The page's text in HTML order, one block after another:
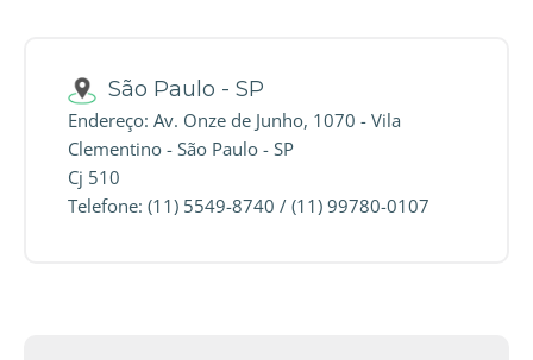
São Paulo - SP
Endereço: Av. Onze de Junho, 1070 - Vila
Clementino - São Paulo - SP
Cj 510
Telefone: (11) 5549-8740 / (11) 99780-0107